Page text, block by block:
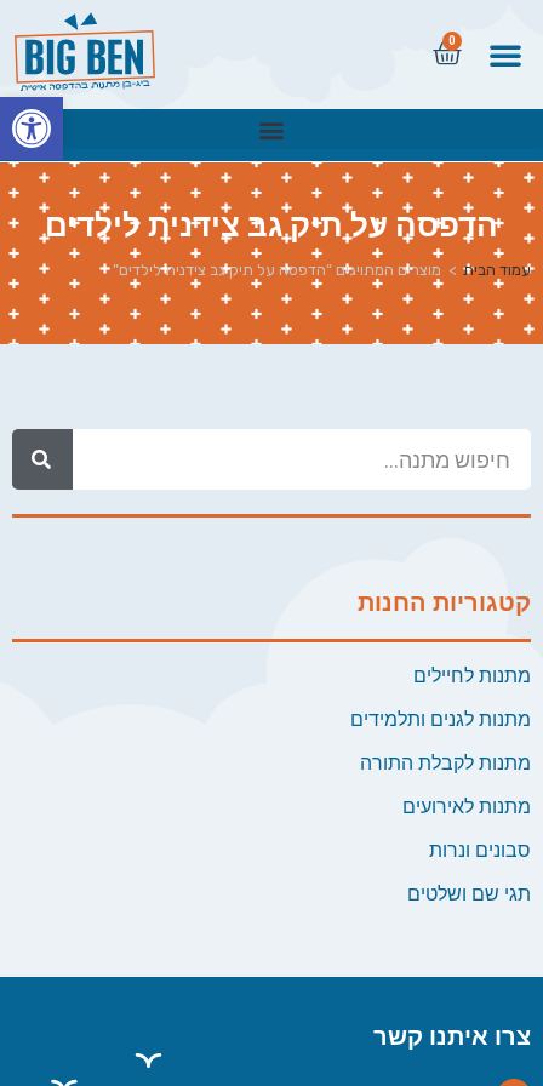
0
הדפסה על תיק גב צידנית לילדים
עמוד הבית > מוצרים המתויגים “הדפסה על תיק גב צידנית לילדים”
קטגוריות החנות
מתנות לחיילים
מתנות לגנים ותלמידים
מתנות לקבלת התורה
מתנות לאירועים
סבונים ונרות
תגי שם ושלטים
צרו איתנו קשר